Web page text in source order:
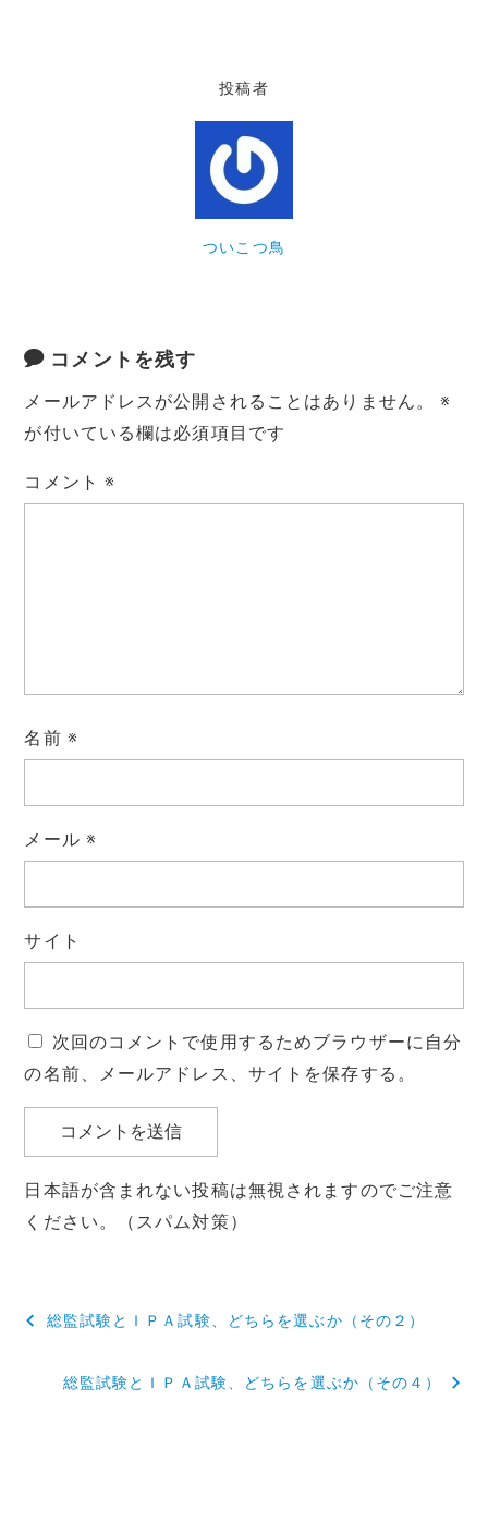
投稿者
ついこつ鳥
コメントを残す
メールアドレスが公開されることはありません。
※
が付いている欄は必須項目です
コメント※
名前 ※
メール ※
サイト
次回のコメントで使用するためブラウザーに自分
の名前、メールアドレス、サイトを保存する。
日本語が含まれない投稿は無視されますのでご注意
ください。（スパム対策）
投
総監試験とＩＰＡ試験、どちらを選ぶか（その２）
総監試験とＩＰＡ試験、どちらを選ぶか（その４）